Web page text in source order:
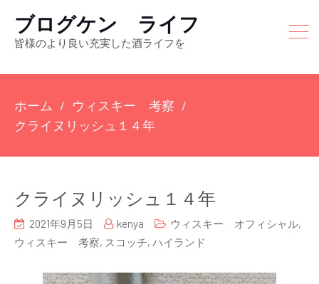
ブログケン ライフ
皆様のより良い充実した酒ライフを
ホーム
ウィスキー 考察
クライヌリッシュ１４年
クライヌリッシュ１４年
2021年9月5日 kenya ウィスキー オフィシャル,
ウィスキー 考察, スコッチ, ハイランド